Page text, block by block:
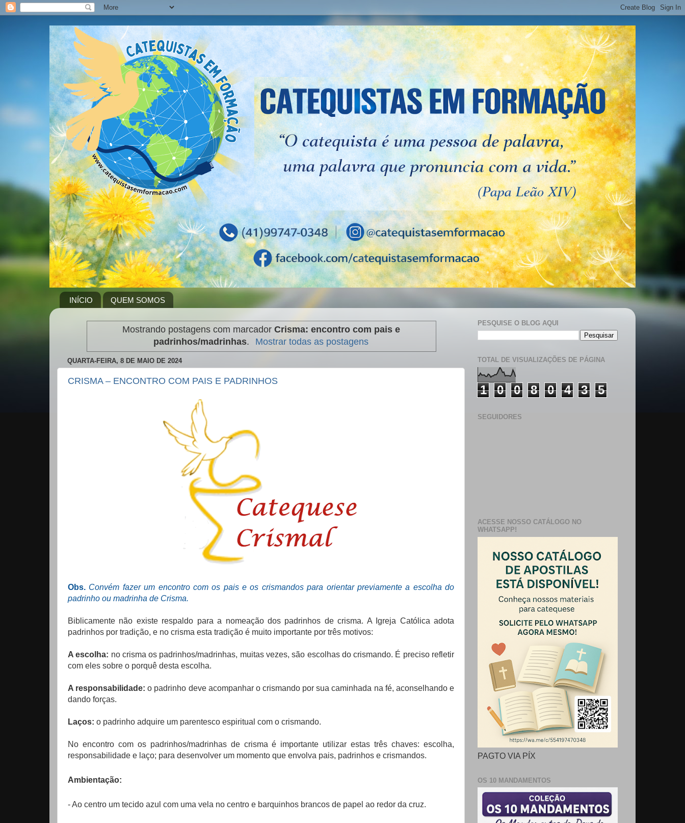
INÍCIO QUEM SOMOS
Mostrando postagens com marcador Crisma: encontro com pais e
padrinhos/madrinhas. Mostrar todas as postagens
QUARTA-FEIRA, 8 DE MAIO DE 2024
CRISMA – ENCONTRO COM PAIS E PADRINHOS
Obs. Convém fazer um encontro com os pais e os crismandos para orientar previamente a escolha do
padrinho ou madrinha de Crisma.
Biblicamente não existe respaldo para a nomeação dos padrinhos de crisma. A Igreja Católica adota
padrinhos por tradição, e no crisma esta tradição é muito importante por três motivos:
A escolha: no crisma os padrinhos/madrinhas, muitas vezes, são escolhas do crismando. É preciso refletir
com eles sobre o porquê desta escolha.
A responsabilidade: o padrinho deve acompanhar o crismando por sua caminhada na fé, aconselhando e
dando forças.
Laços: o padrinho adquire um parentesco espiritual com o crismando.
No encontro com os padrinhos/madrinhas de crisma é importante utilizar estas três chaves: escolha,
responsabilidade e laço; para desenvolver um momento que envolva pais, padrinhos e crismandos.
Ambientação:
- Ao centro um tecido azul com uma vela no centro e barquinhos brancos de papel ao redor da cruz.
PESQUISE O BLOG AQUI
TOTAL DE VISUALIZAÇÕES DE PÁGINA
1 0 0 8 0 4 3 5
SEGUIDORES
ACESSE NOSSO CATÁLOGO NO
WHATSAPP!
PAGTO VIA PÍX
OS 10 MANDAMENTOS